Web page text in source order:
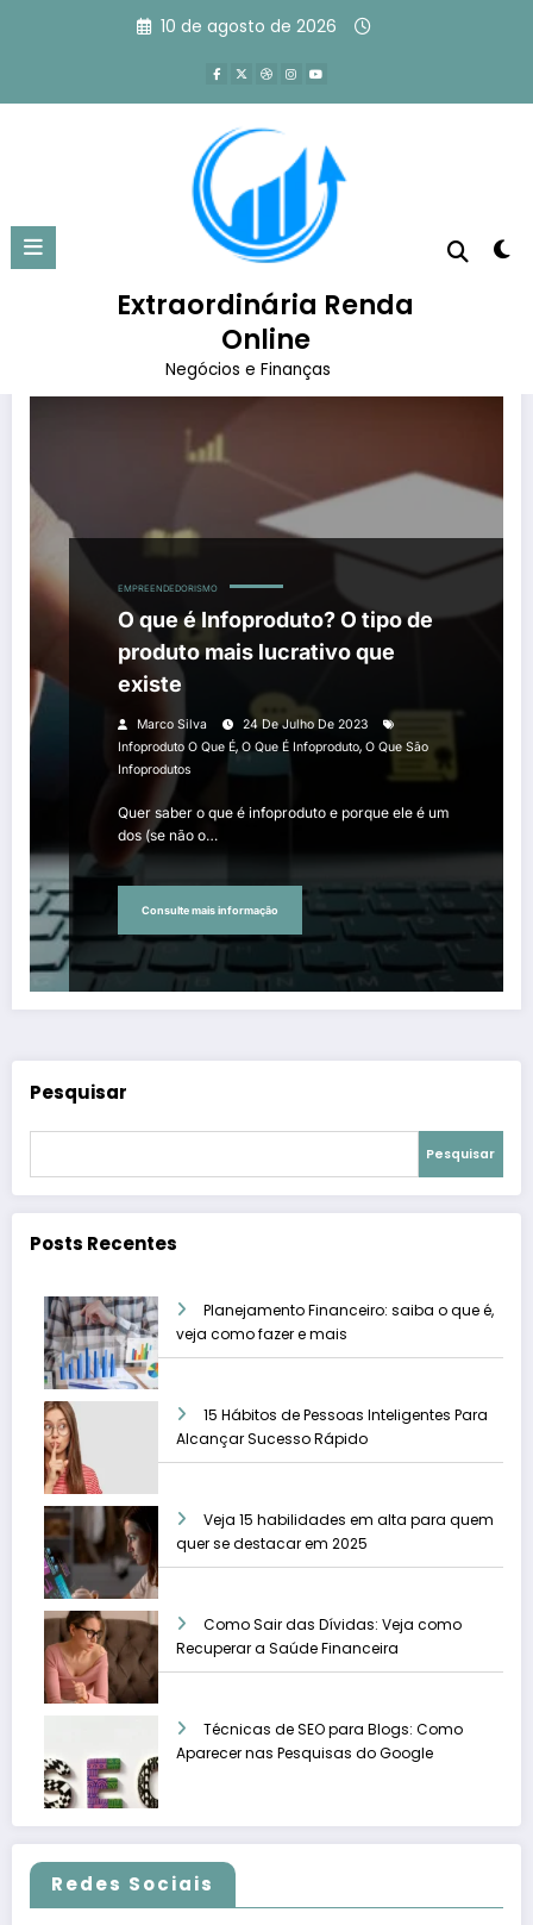
10 de agosto de 2026
Extraordinária Renda
Online
Negócios e Finanças
Tag: o que são infoprodutos
EMPREENDEDORISMO
O que é Infoproduto? O tipo de
produto mais lucrativo que
existe
Marco Silva
24 De Julho De 2023
Infoproduto O Que É, O Que É Infoproduto, O Que São
Infoprodutos
Quer saber o que é infoproduto e porque ele é um
dos (se não o…
Consulte mais informação
Pesquisar
Pesquisar
Posts Recentes
Planejamento Financeiro: saiba o que é,
veja como fazer e mais
15 Hábitos de Pessoas Inteligentes Para
Alcançar Sucesso Rápido
Veja 15 habilidades em alta para quem
quer se destacar em 2025
Como Sair das Dívidas: Veja como
Recuperar a Saúde Financeira
Técnicas de SEO para Blogs: Como
Aparecer nas Pesquisas do Google
Redes Sociais